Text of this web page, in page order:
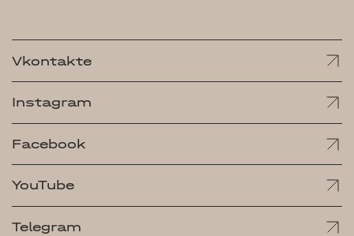
Vkontakte
Instagram
Facebook
YouTube
Telegram